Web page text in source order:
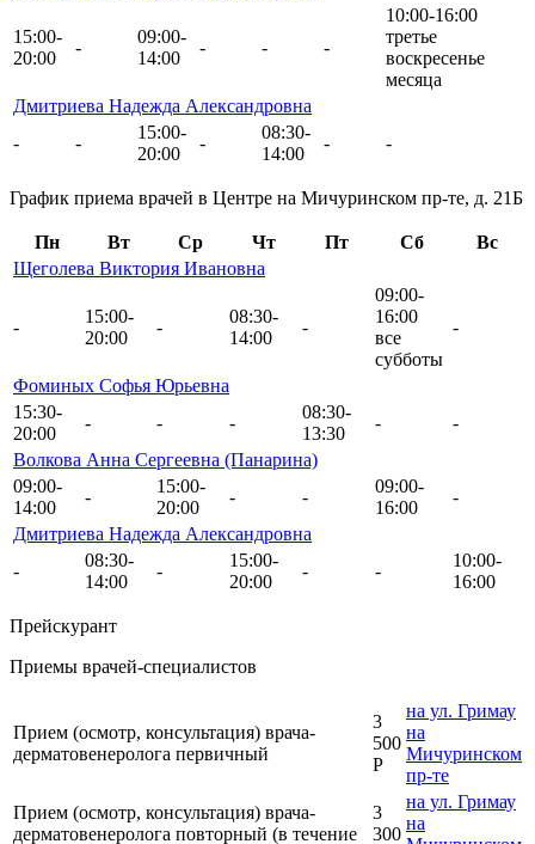
15:00-
20:00
-
09:00-
14:00
- - -
10:00-16:00
третье
воскресенье
месяца
Дмитриева Надежда Александровна
-
-
15:00-
20:00
-
08:30-
14:00
- -
График приема врачей в Центре на Мичуринском пр-те, д. 21Б
Пн Вт Ср Чт Пт Сб
Вс
Щеголева Виктория Ивановна
-
15:00-
20:00
-
08:30-
14:00
-
09:00-
16:00
все
субботы
-
Фоминых Софья Юрьевна
15:30-
20:00
- - -
08:30-
13:30
-
-
Волкова Анна Сергеевна (Панарина)
09:00-
14:00
-
15:00-
20:00
- -
09:00-
16:00
-
Дмитриева Надежда Александровна
-
08:30-
14:00
-
15:00-
20:00
- -
10:00-
16:00
Прейскурант
Приемы врачей-специалистов
Прием (осмотр, консультация) врача-
дерматовенеролога первичный
3
500
Р
на ул. Гримау
на
Мичуринском
пр-те
Прием (осмотр, консультация) врача-
дерматовенеролога повторный (в течение
3
300
на ул. Гримау
на